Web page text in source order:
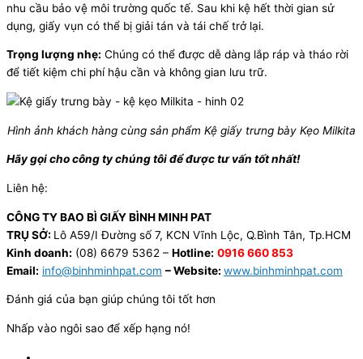
nhu cầu bảo vệ môi trường quốc tế. Sau khi kệ hết thời gian sử
dụng, giấy vụn có thể bị giải tán và tái chế trở lại.
Trọng lượng nhẹ: Chúng có thể được dễ dàng lắp ráp và tháo rời
để tiết kiệm chi phí hậu cần và không gian lưu trữ.
Hình ảnh khách hàng cùng sản phẩm Kệ giấy trưng bày Kẹo Milkita
Hãy gọi cho công ty chúng tôi để được tư vấn tốt nhất!
Liên hệ:
CÔNG TY BAO BÌ GIẤY BÌNH MINH PAT
TRỤ SỞ: Lô A59/I Đường số 7, KCN Vĩnh Lộc, Q.Bình Tân, Tp.HCM
Kinh doanh: (08) 6679 5362 – Hotline: 0916 660 853
Email: info@binhminhpat.com – Website: www.binhminhpat.com
Đánh giá của bạn giúp chúng tôi tốt hơn
Nhấp vào ngôi sao để xếp hạng nó!